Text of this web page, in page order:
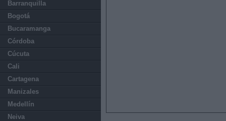
Barranquilla
Bogotá
Bucaramanga
Córdoba
Cúcuta
Cali
Cartagena
Manizales
Medellín
Neiva